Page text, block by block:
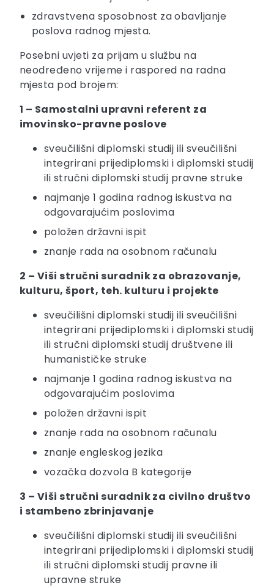
zdravstvena sposobnost za obavljanje
poslova radnog mjesta.
Posebni uvjeti za prijam u službu na
neodređeno vrijeme i raspored na radna
mjesta pod brojem:
1 – Samostalni upravni referent za
imovinsko-pravne poslove
sveučilišni diplomski studij ili sveučilišni
integrirani prijediplomski i diplomski studij
ili stručni diplomski studij pravne struke
najmanje 1 godina radnog iskustva na
odgovarajućim poslovima
položen državni ispit
znanje rada na osobnom računalu
2 – Viši stručni suradnik za obrazovanje,
kulturu, šport, teh. kulturu i projekte
sveučilišni diplomski studij ili sveučilišni
integrirani prijediplomski i diplomski studij
ili stručni diplomski studij društvene ili
humanističke struke
najmanje 1 godina radnog iskustva na
odgovarajućim poslovima
položen državni ispit
znanje rada na osobnom računalu
znanje engleskog jezika
vozačka dozvola B kategorije
3 – Viši stručni suradnik za civilno društvo
i stambeno zbrinjavanje
sveučilišni diplomski studij ili sveučilišni
integrirani prijediplomski i diplomski studij
ili stručni diplomski studij pravne ili
upravne struke